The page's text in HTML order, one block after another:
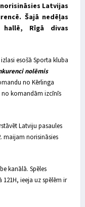
Latvijas
Šajā nedēļas
Rīgā divas
esošā Sporta kluba
nolēmis
no Kērlinga
no komandām izcīnīs
Latviju pasaules
maijam norisināsies
kanālā. Spēles
ieeja uz spēlēm ir